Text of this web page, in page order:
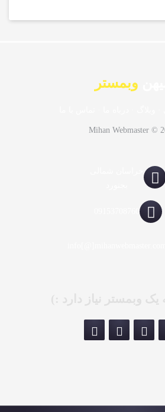
وبمستر
Mihan Webmaster ©